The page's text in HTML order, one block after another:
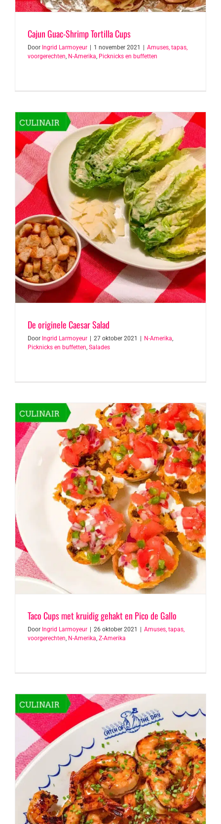
Cajun Guac-Shrimp Tortilla Cups
Door Ingrid Larmoyeur 1 november 2021
Amuses, tapas,
voorgerechten, N-Amerika, Picknicks en buffetten
De originele Caesar Salad
Door Ingrid Larmoyeur 27 oktober 2021 N-Amerika,
Picknicks en buffetten, Salades
Taco Cups met kruidig gehakt en Pico de Gallo
Door Ingrid Larmoyeur 26 oktober 2021
Amuses, tapas,
voorgerechten, N-Amerika, Z-Amerika